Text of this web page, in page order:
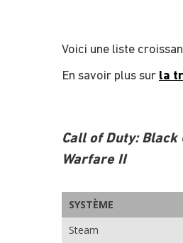
Voici une liste
En savoir plus sur la
Call of Duty:
Warfare II
SYSTÈME
Steam